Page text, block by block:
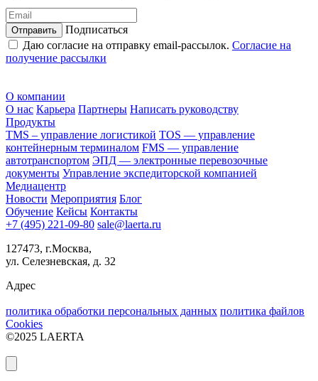
Подписаться
Даю согласие на отправку email-рассылок. Согласие на
получение рассылки
О компании
О нас Карьера Партнеры Написать руководству
Продукты
TMS – управление логистикой TOS — управление
контейнерным терминалом FMS — управление
автотранспортом ЭПД — электронные перевозочные
документы Управление экспедиторской компанией
Медиацентр
Новости Мероприятия Блог
Обучение Кейсы Контакты
+7 (495) 221-09-80 sale@laerta.ru
127473, г.Москва,
ул. Селезневская, д. 32
Адрес
политика обработки персональных данных политика файлов
Cookies
©2025 LAERTA